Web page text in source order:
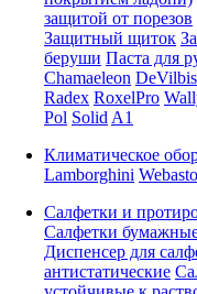
защитой от порезов
Защитный щиток
беруши Паста для
Chamaeleon
Radex RoxelPro
Pol Solid A1
Климатическое
Lamborghini Webasto
Салфетки и
Салфетки
Диспенсер для
антистатические